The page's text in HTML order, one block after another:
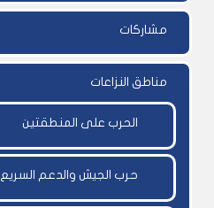
مشاركات
مناطق النزاعات
الحرب على المنطقتين
حرب الجيش والدعم السريع